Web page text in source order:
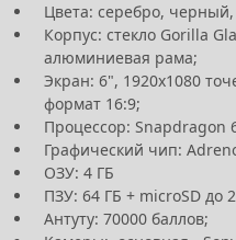
Цвета: серебро,
Корпус: стекло Gorilla
алюминиевая рама;
Экран: 6", 1920х1080
формат 16:9;
Процессор: Snapdragon
Графический чип:
ОЗУ: 4 ГБ
ПЗУ: 64 ГБ + microSD до
Антуту: 70000 баллов;